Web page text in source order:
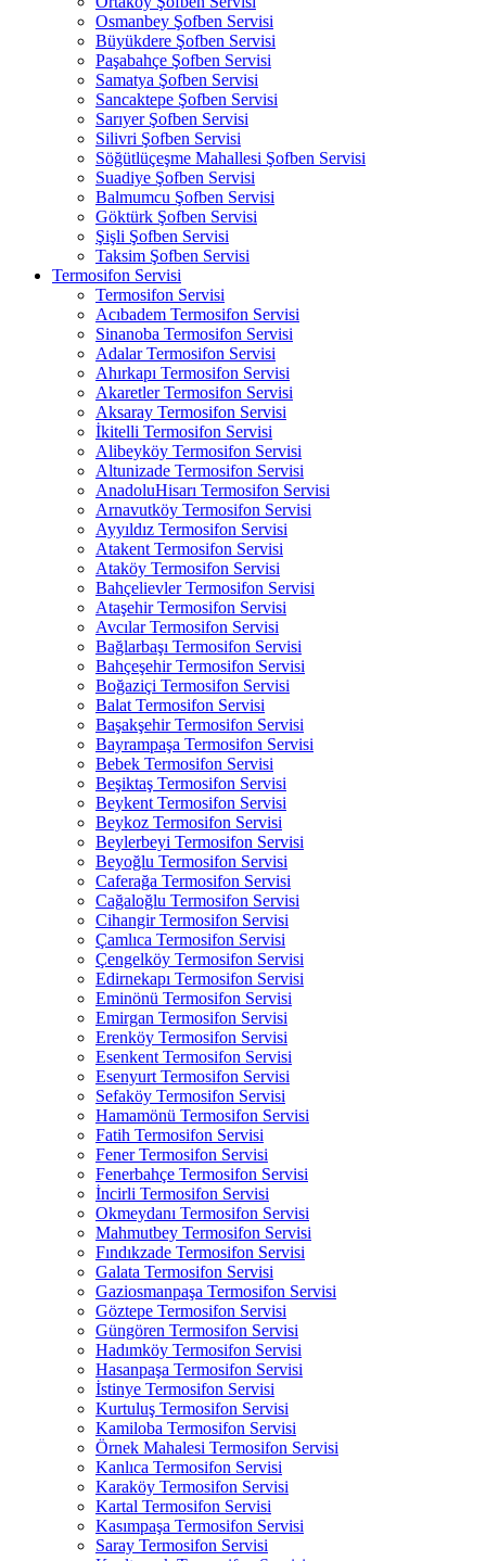
Osmanbey Şofben Servisi
Büyükdere Şofben Servisi
Paşabahçe Şofben Servisi
Samatya Şofben Servisi
Sancaktepe Şofben Servisi
Sarıyer Şofben Servisi
Silivri Şofben Servisi
Söğütlüçeşme Mahallesi Şofben Servisi
Suadiye Şofben Servisi
Balmumcu Şofben Servisi
Göktürk Şofben Servisi
Şişli Şofben Servisi
Taksim Şofben Servisi
Termosifon Servisi
Termosifon Servisi
Acıbadem Termosifon Servisi
Sinanoba Termosifon Servisi
Adalar Termosifon Servisi
Ahırkapı Termosifon Servisi
Akaretler Termosifon Servisi
Aksaray Termosifon Servisi
İkitelli Termosifon Servisi
Alibeyköy Termosifon Servisi
Altunizade Termosifon Servisi
AnadoluHisarı Termosifon Servisi
Arnavutköy Termosifon Servisi
Ayyıldız Termosifon Servisi
Atakent Termosifon Servisi
Ataköy Termosifon Servisi
Bahçelievler Termosifon Servisi
Ataşehir Termosifon Servisi
Avcılar Termosifon Servisi
Bağlarbaşı Termosifon Servisi
Bahçeşehir Termosifon Servisi
Boğaziçi Termosifon Servisi
Balat Termosifon Servisi
Başakşehir Termosifon Servisi
Bayrampaşa Termosifon Servisi
Bebek Termosifon Servisi
Beşiktaş Termosifon Servisi
Beykent Termosifon Servisi
Beykoz Termosifon Servisi
Beylerbeyi Termosifon Servisi
Beyoğlu Termosifon Servisi
Caferağa Termosifon Servisi
Cağaloğlu Termosifon Servisi
Cihangir Termosifon Servisi
Çamlıca Termosifon Servisi
Çengelköy Termosifon Servisi
Edirnekapı Termosifon Servisi
Eminönü Termosifon Servisi
Emirgan Termosifon Servisi
Erenköy Termosifon Servisi
Esenkent Termosifon Servisi
Esenyurt Termosifon Servisi
Sefaköy Termosifon Servisi
Hamamönü Termosifon Servisi
Fatih Termosifon Servisi
Fener Termosifon Servisi
Fenerbahçe Termosifon Servisi
İncirli Termosifon Servisi
Okmeydanı Termosifon Servisi
Mahmutbey Termosifon Servisi
Fındıkzade Termosifon Servisi
Galata Termosifon Servisi
Gaziosmanpaşa Termosifon Servisi
Göztepe Termosifon Servisi
Güngören Termosifon Servisi
Hadımköy Termosifon Servisi
Hasanpaşa Termosifon Servisi
İstinye Termosifon Servisi
Kurtuluş Termosifon Servisi
Kamiloba Termosifon Servisi
Örnek Mahalesi Termosifon Servisi
Kanlıca Termosifon Servisi
Karaköy Termosifon Servisi
Kartal Termosifon Servisi
Kasımpaşa Termosifon Servisi
Saray Termosifon Servisi